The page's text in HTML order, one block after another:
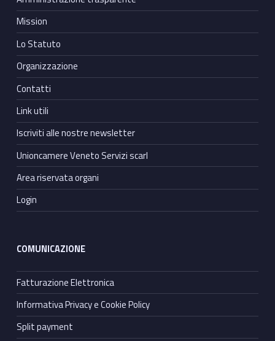
Mission
Lo Statuto
Organizzazione
Contatti
Link utili
Iscriviti alle nostre newsletter
Unioncamere Veneto Servizi scarl
Area riservata organi
Login
COMUNICAZIONE
Fatturazione Elettronica
Informativa Privacy e Cookie Policy
Split payment